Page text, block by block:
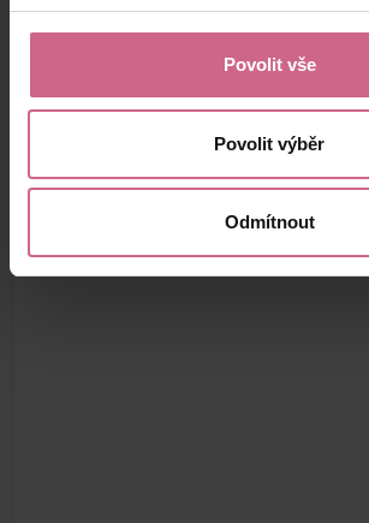
Povolit vše
Povolit výběr
Odmítnout